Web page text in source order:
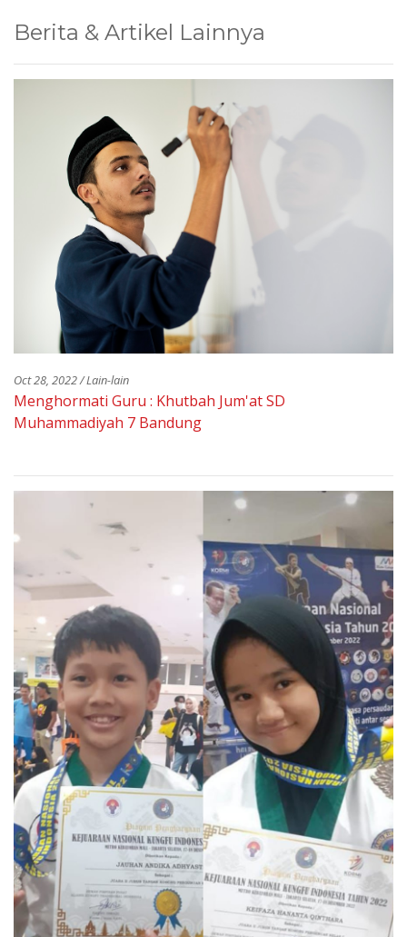
Berita & Artikel Lainnya
Oct 28, 2022 / Lain-lain
Menghormati Guru : Khutbah Jum'at SD
Muhammadiyah 7 Bandung